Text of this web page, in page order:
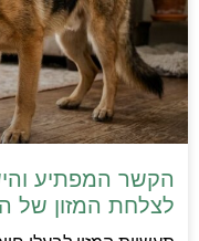
הקשר המפתיע
לצלחת המזון של